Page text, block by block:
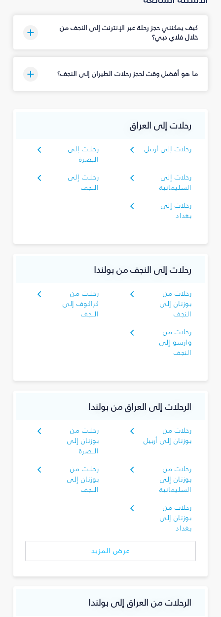
كيف يمكنني حجز رحلة عبر الإنترنت إلى النجف من
خلال فلاي دبي؟
ما هو أفضل وقت لحجز رحلات الطيران إلى النجف؟
رحلات إلى العراق
رحلات إلى أربيل
رحلات إلى
البصرة‎
رحلات إلى
السليمانية‎
رحلات إلى
النجف
رحلات إلى
بغداد
رحلات إلى النجف من بولندا
رحلات من
بوزنان إلى
النجف
رحلات من
كراكوف إلى
النجف
رحلات من
وارسو إلى
النجف
الرحلات إلى العراق من بولندا
رحلات من
بوزنان إلى أربيل
رحلات من
بوزنان إلى
البصرة‎
رحلات من
بوزنان إلى
السليمانية‎
رحلات من
بوزنان إلى
النجف
رحلات من
بوزنان إلى
بغداد
عرض المزيد
الرحلات من العراق إلى بولندا